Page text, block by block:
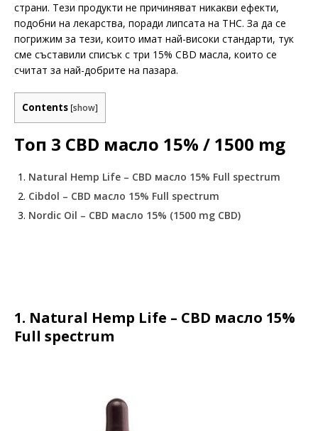
страни. Тези продукти не причиняват никакви ефекти,
подобни на лекарства, поради липсата на THC. За да се
погрижим за тези, които имат най-високи стандарти, тук
сме съставили списък с три 15% CBD масла, които се
считат за най-добрите на пазара.
Contents [show]
Топ 3 CBD масло 15% / 1500 mg
Natural Hemp Life – CBD масло 15% Full spectrum
Cibdol – CBD масло 15% Full spectrum
Nordic Oil – CBD масло 15% (1500 mg CBD)
1. Natural Hemp Life – CBD масло 15%
Full spectrum